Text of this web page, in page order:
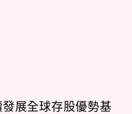
展全球存股優勢基